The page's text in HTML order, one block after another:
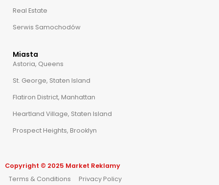
Real Estate
Serwis Samochodów
Miasta
Astoria, Queens
St. George, Staten Island
Flatiron District, Manhattan
Heartland Village, Staten Island
Prospect Heights, Brooklyn
Copyright © 2025 Market Reklamy
Terms & Conditions
Privacy Policy